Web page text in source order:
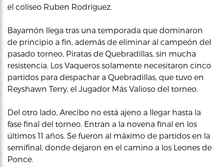
el coliseo Ruben Rodríguez.
Bayamón llega tras una temporada que dominaron
de principio a fin, además de eliminar al campeón del
pasado torneo, Piratas de Quebradillas, sin mucha
resistencia. Los Vaqueros solamente necesitaron cinco
partidos para despachar a Quebradillas, que tuvo en
Reyshawn Terry, el Jugador Más Valioso del torneo.
Del otro lado, Arecibo no está ajeno a llegar hasta la
fase final del torneo. Entran a la novena final en los
últimos 11 años. Se fueron al máximo de partidos en la
semifinal, donde dejaron en el camino a los Leones de
Ponce.